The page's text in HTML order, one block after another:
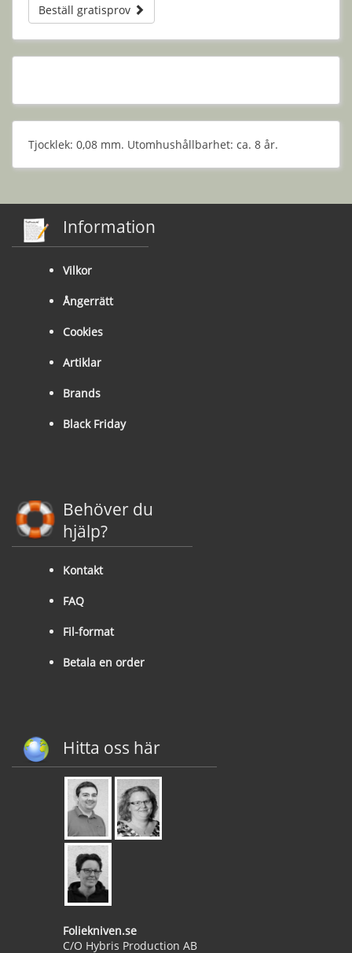
Beställ gratisprov
Tjocklek: 0,08 mm. Utomhushållbarhet: ca. 8 år.
Information
Vilkor
Ångerrätt
Cookies
Artiklar
Brands
Black Friday
Behöver du
hjälp?
Kontakt
FAQ
Fil-format
Betala en order
Hitta oss här
Foliekniven.se
C/O Hybris Production AB